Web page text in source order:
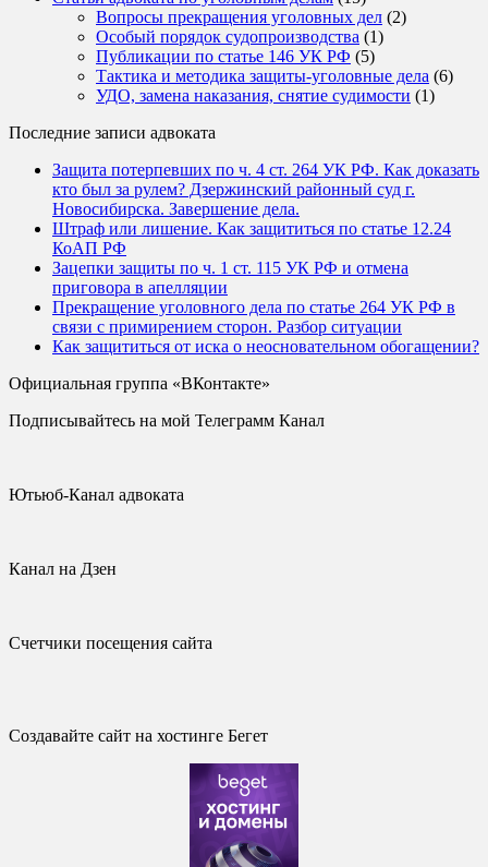
Вопросы прекращения уголовных дел (2)
Особый порядок судопроизводства (1)
Публикации по статье 146 УК РФ (5)
Тактика и методика защиты-уголовные дела (6)
УДО, замена наказания, снятие судимости (1)
Последние записи адвоката
Защита потерпевших по ч. 4 ст. 264 УК РФ. Как доказать
кто был за рулем? Дзержинский районный суд г.
Новосибирска. Завершение дела.
Штраф или лишение. Как защититься по статье 12.24
КоАП РФ
Зацепки защиты по ч. 1 ст. 115 УК РФ и отмена
приговора в апелляции
Прекращение уголовного дела по статье 264 УК РФ в
связи с примирением сторон. Разбор ситуации
Как защититься от иска о неосновательном обогащении?
Официальная группа «ВКонтакте»
Подписывайтесь на мой Телеграмм Канал
Ютьюб-Канал адвоката
Канал на Дзен
Счетчики посещения сайта
Создавайте сайт на хостинге Бегет